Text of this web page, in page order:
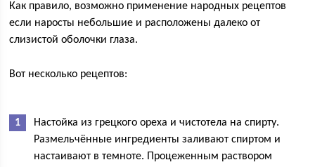
Как правило, возможно применение народных рецептов
если наросты небольшие и расположены далеко от
слизистой оболочки глаза.
Вот несколько рецептов:
Настойка из грецкого ореха и чистотела на спирту.
Размельчённые ингредиенты заливают спиртом и
настаивают в темноте. Процеженным раствором